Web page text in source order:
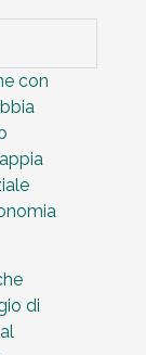
con
di